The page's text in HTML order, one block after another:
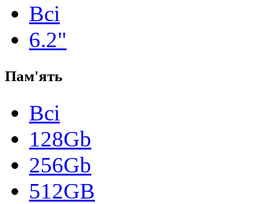
Всі
6.2"
Пам'ять
Всі
128Gb
256Gb
512GB